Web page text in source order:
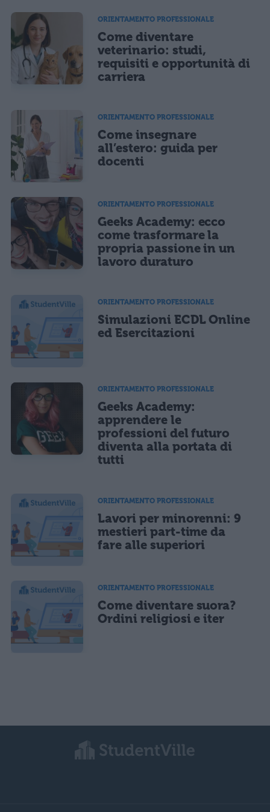
ORIENTAMENTO PROFESSIONALE
Come diventare
veterinario: studi,
requisiti e opportunità di
carriera
ORIENTAMENTO PROFESSIONALE
Come insegnare
all’estero: guida per
docenti
ORIENTAMENTO PROFESSIONALE
Geeks Academy: ecco
come trasformare la
propria passione in un
lavoro duraturo
ORIENTAMENTO PROFESSIONALE
Simulazioni ECDL Online
ed Esercitazioni
ORIENTAMENTO PROFESSIONALE
Geeks Academy:
apprendere le
professioni del futuro
diventa alla portata di
tutti
ORIENTAMENTO PROFESSIONALE
Lavori per minorenni: 9
mestieri part-time da
fare alle superiori
ORIENTAMENTO PROFESSIONALE
Come diventare suora?
Ordini religiosi e iter